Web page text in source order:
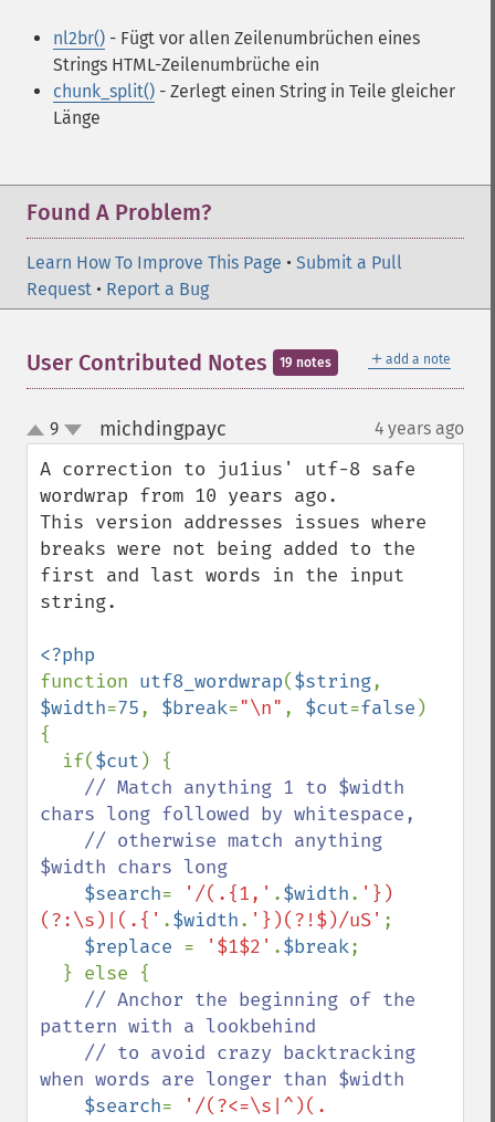
nl2br() - Fügt vor allen Zeilenumbrüchen eines
Strings HTML-Zeilenumbrüche ein
chunk_split() - Zerlegt einen String in Teile gleicher
Länge
Found A Problem?
Learn How To Improve This Page • Submit a Pull
Request • Report a Bug
＋ add a note
User Contributed Notes 19 notes
up
down
9 michdingpayc 4 years ago
A correction to ju1ius' utf-8 safe
wordwrap from 10 years ago.
This version addresses issues where
breaks were not being added to the
first and last words in the input
string.
function utf8_wordwrap($string
$width=75, $break="\n" , $cut=false )
{
  if(
$cut ) {
// Match anything 1 to $width
chars long followed by whitespace,
$width chars long
$search= '/(.{1,' .$width. '})
(?:\s)|(.{' .$width. '})(?!$)/uS' ;
$replace = '$1$2' .$break;
// Anchor the beginning of the
pattern with a lookbehind
when words are longer than $width
$search=
'/(?<=\s|^)(.